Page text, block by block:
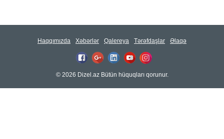
Haqqımızda Xəbərlər Qalereya Tərəfdaşlar Əlaqə
© 2026 Dizel.az Bütün hüquqları qorunur.